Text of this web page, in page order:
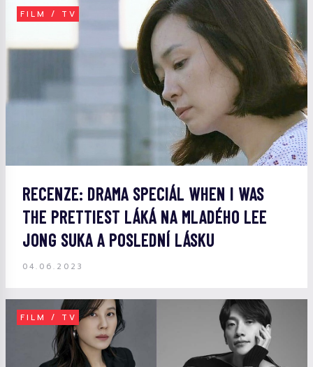
FILM / TV
RECENZE: DRAMA SPECIÁL WHEN I WAS
THE PRETTIEST LÁKÁ NA MLADÉHO LEE
JONG SUKA A POSLEDNÍ LÁSKU
04.06.2023
FILM / TV